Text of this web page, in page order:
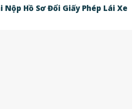
Nộp Hồ Sơ Đổi Giấy Phép Lái Xe